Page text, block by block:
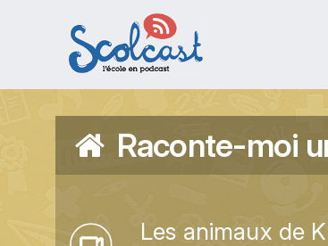
Aller au contenu principal
Raconte-moi
Les animaux de